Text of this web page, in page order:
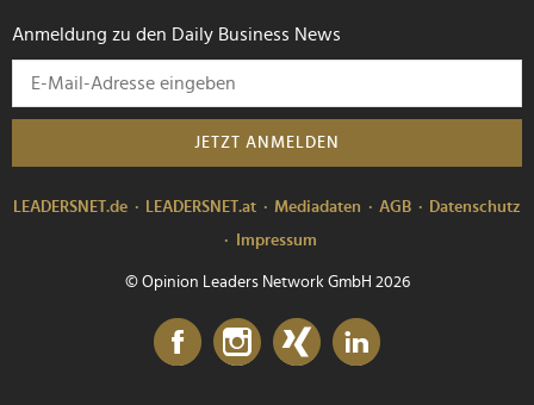
Anmeldung zu den Daily Business News
JETZT ANMELDEN
LEADERSNET.de LEADERSNET.at Mediadaten AGB
Datenschutz
Impressum
© Opinion Leaders Network GmbH 2026